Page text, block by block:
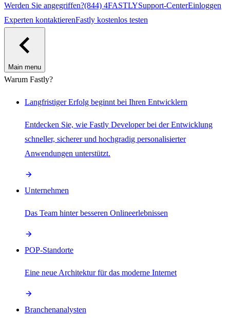
Werden Sie angegriffen?(844) 4FASTLYSupport-CenterEinloggen
Experten kontaktierenFastly kostenlos testen
Main menu
Warum Fastly?
Langfristiger Erfolg beginnt bei Ihren Entwicklern
Entdecken Sie, wie Fastly Developer bei der Entwicklung
schneller, sicherer und hochgradig personalisierter
Anwendungen unterstützt.
Unternehmen
Das Team hinter besseren Onlineerlebnissen
POP-Standorte
Eine neue Architektur für das moderne Internet
Branchenanalysten